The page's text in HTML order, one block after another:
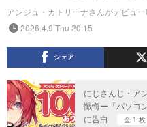
アンジュ・カトリーナさんがデビュー
2026.4.9 Thu 20:15
シェア
にじさんじ・ア
懺悔ー「パソコ
に告白
全 1 枚